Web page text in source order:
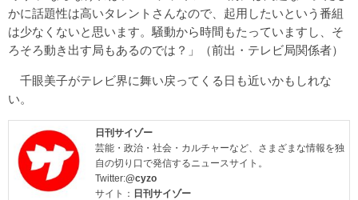
かに話題性は高いタレントさんなので、起用したいという番組
は少なくないと思います。騒動から時間もたっていますし、そ
ろそろ動き出す局もあるのでは？」（前出・テレビ局関係者）
千眼美子がテレビ界に舞い戻ってくる日も近いかもしれな
い。
日刊サイゾー
芸能・政治・社会・カルチャーなど、さまざまな情報を独
自の切り口で発信するニュースサイト。
Twitter:@cyzo
サイト： 日刊サイゾー